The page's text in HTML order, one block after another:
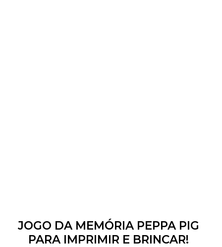
JOGO DA MEMÓRIA PEPPA PIG
PARA IMPRIMIR E BRINCAR!